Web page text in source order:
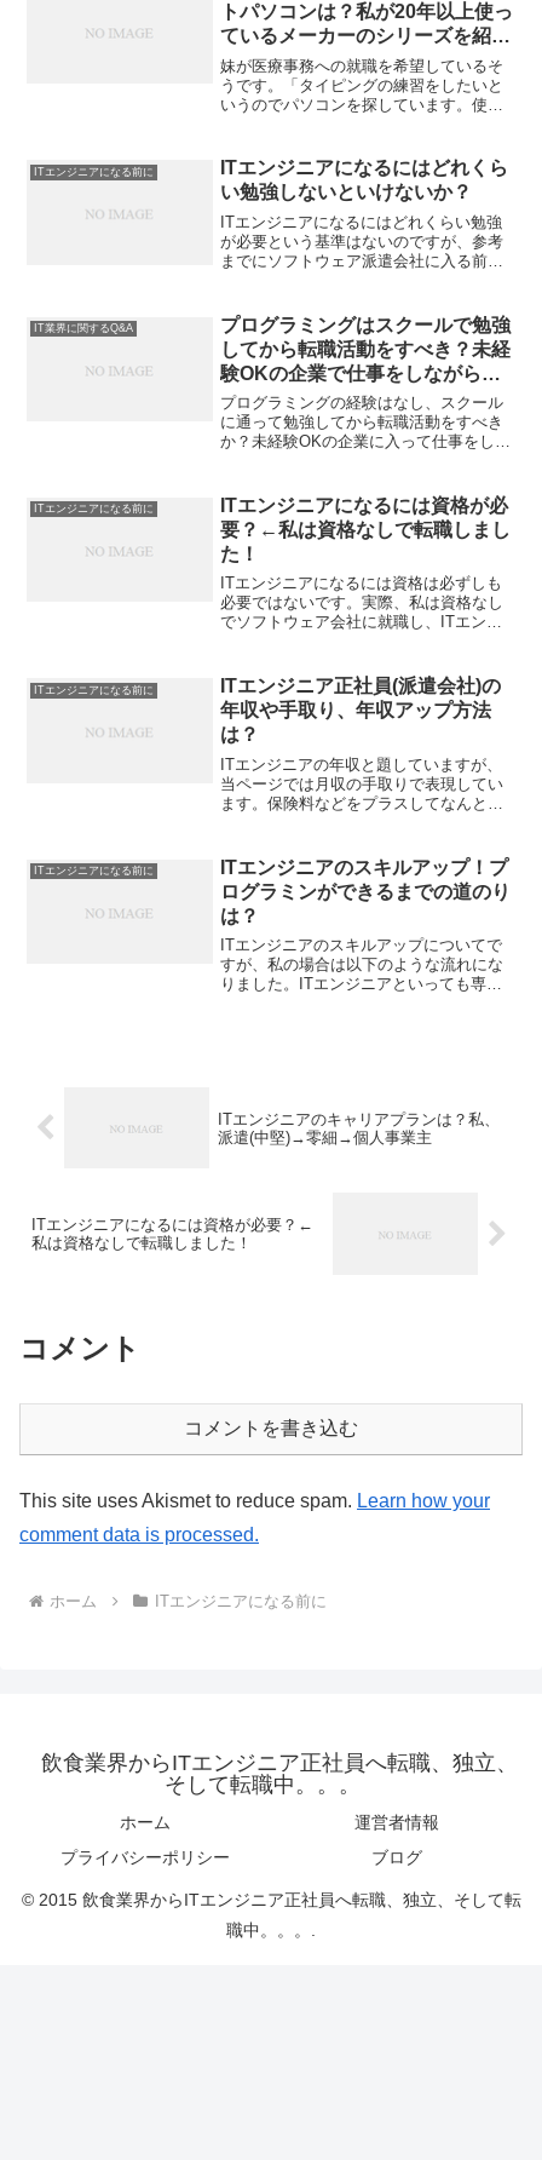
トパソコンは？私が20年以上使っ
ているメーカーのシリーズを紹
介！
妹が医療事務への就職を希望しているそ
うです。「タイピングの練習をしたいと
いうのでパソコンを探しています。使っ
購入するようです。我が家には7台パソコ
ンがあるんですが、余っ...
ITエンジニアになる前に
ITエンジニアになるにはどれくら
い勉強しないといけないか？
ITエンジニアになるにはどれくらい勉強
が必要という基準はないのですが、参考
までにソフトウェア派遣会社に入る前に
が、ITに関係ない授業もあったので、実
質4ヶ月くらい...
IT業界に関するQ&A
プログラミングはスクールで勉強
してから転職活動をすべき？未経
験OKの企業で仕事をしながらで
もOK？
プログラミングの経験はなし、スクール
に通って勉強してから転職活動をすべき
か？未経験OKの企業に入って仕事をしな
クールではなく独学で再スタート私の場
合は、大学でC言語を一...
ITエンジニアになる前に
ITエンジニアになるには資格が必
要？←私は資格なしで転職しまし
た！
ITエンジニアになるには資格は必ずしも
必要ではないです。実際、私は資格なし
でソフトウェア会社に就職し、ITエンジ
る過程のほうが大事かなと思います。IT
エンジニアの資格に...
ITエンジニアになる前に
ITエンジニア正社員(派遣会社)の
年収や手取り、年収アップ方法
は？
ITエンジニアの年収と題していますが、
当ページでは月収の手取りで表現してい
ます。保険料などをプラスしてなんとな
は？ITエンジニアの年収ですがソフトウ
ェア派遣会社で正社員...
ITエンジニアになる前に
ITエンジニアのスキルアップ！プ
ログラミンができるまでの道のり
は？
ITエンジニアのスキルアップについてで
すが、私の場合は以下のような流れにな
りました。ITエンジニアといっても専門
ITエンジニアのキャリアプランは？私、
派遣(中堅)→零細→個人事業主
ITエンジニアになるには資格が必要？←
私は資格なしで転職しました！
コメント
コメントを書き込む
This site uses Akismet to reduce spam. Learn how your
comment data is processed.
ホーム ITエンジニアになる前に
飲食業界からITエンジニア正社員へ転職、独立、
そして転職中。。。
ホーム
運営者情報
プライバシーポリシー
ブログ
© 2015 飲食業界からITエンジニア正社員へ転職、独立、そして転
職中。。。.